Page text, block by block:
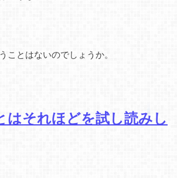
ことはないのでしょうか。
はそれほどを試し読みし